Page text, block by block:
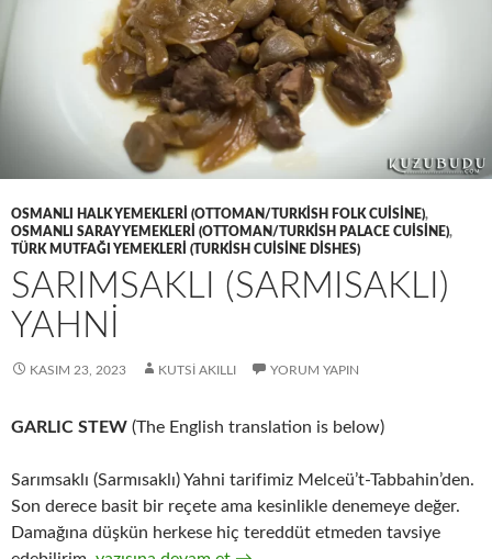
OSMANLI HALK YEMEKLERI (OTTOMAN/TURKISH FOLK CUISINE),
OSMANLI SARAY YEMEKLERI (OTTOMAN/TURKISH PALACE CUISINE),
TÜRK MUTFAĞI YEMEKLERI (TURKISH CUISINE DISHES)
SARIMSAKLI (SARMISAKLI)
YAHNİ
KASIM 23, 2023 KUTSI AKILLI YORUM YAPIN
GARLIC STEW (The English translation is below)
Sarımsaklı (Sarmısaklı) Yahni tarifimiz Melceü’t-Tabbahin’den.
Son derece basit bir reçete ama kesinlikle denemeye değer.
Damağına düşkün herkese hiç tereddüt etmeden tavsiye